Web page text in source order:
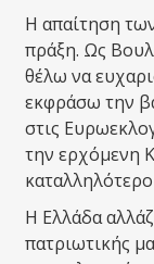
Η απαίτηση
πράξη. Ως
θέλω να
εκφράσω την
στις
την ερχόμενη
Η Ελλάδα
πατριωτικής